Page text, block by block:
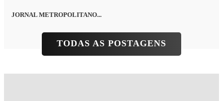
JORNAL METROPOLITANO...
TODAS AS POSTAGENS